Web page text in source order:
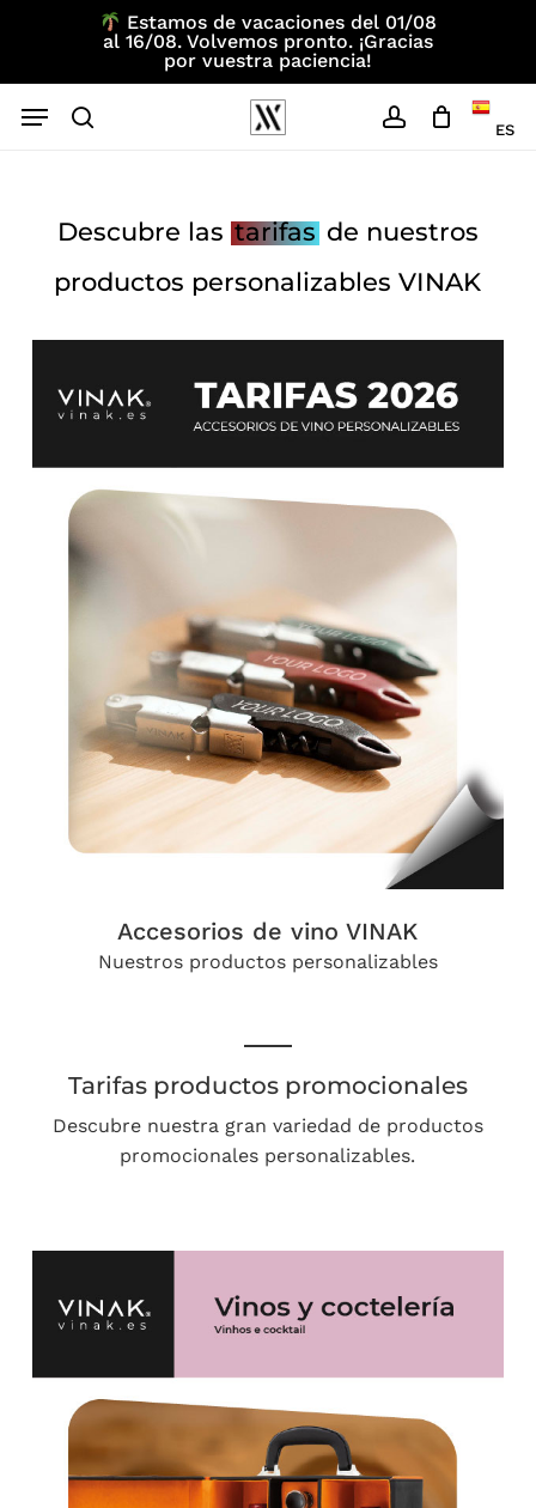
content
Estamos de vacaciones del 01/08
al 16/08. Volvemos pronto. ¡Gracias
por vuestra paciencia!
ES
Menu
Descubre las tarifas de nuestros
productos personalizables VINAK
Accesorios de vino VINAK
Nuestros productos personalizables
Tarifas productos promocionales
Descubre nuestra gran variedad de productos
promocionales personalizables.